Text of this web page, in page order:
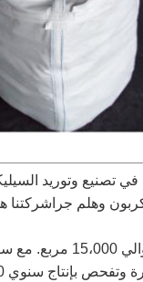
منذ 30 عاماً، وهي شركة رائدة في
وهلم
شركتنا تقع في مدينة أنيانغ، مقاطعة